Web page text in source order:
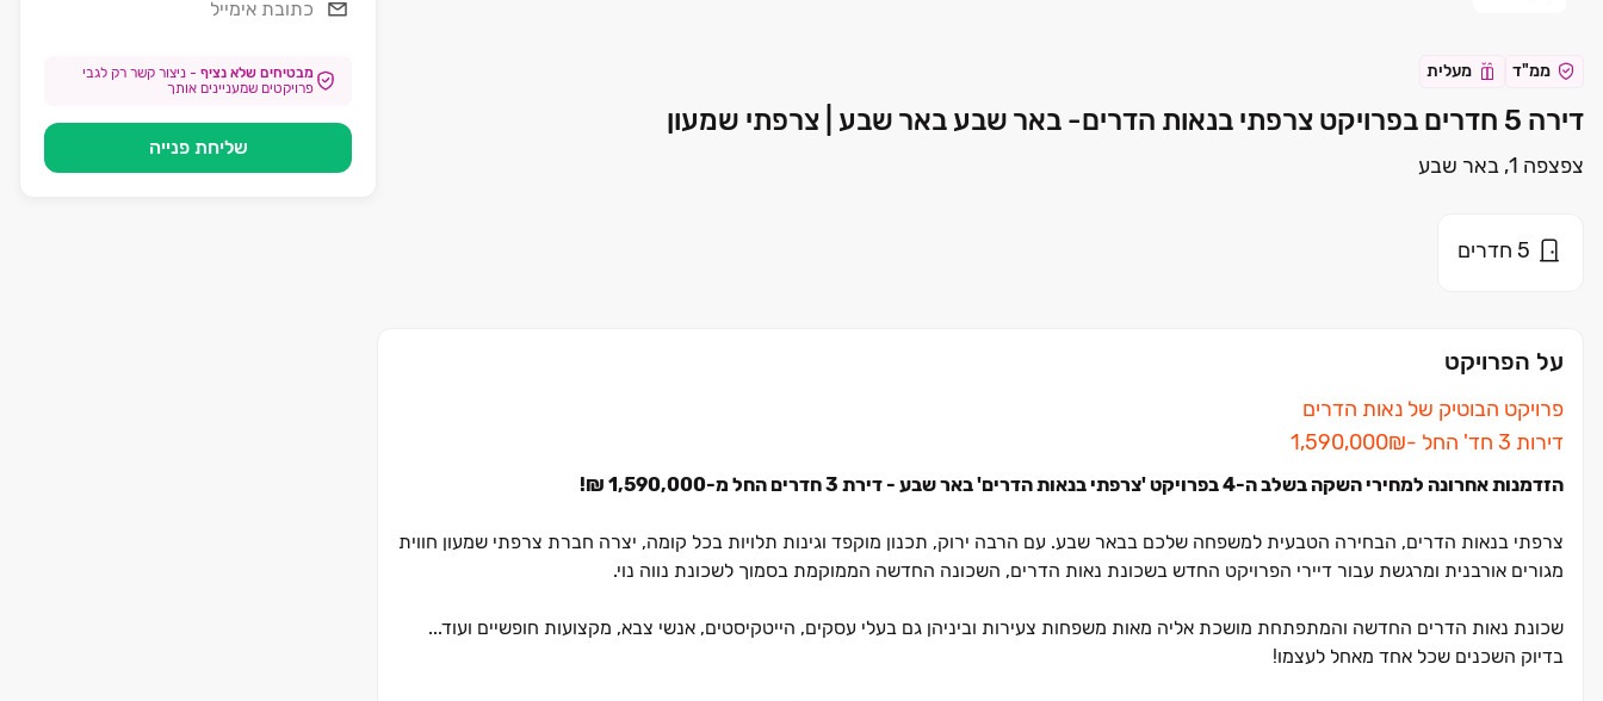
ממ"ד מעלית
דירה 5 חדרים בפרויקט צרפתי בנאות הדרים- באר שבע באר שבע | צרפתי שמעון
צפצפה 1, באר שבע
5 חדרים
על הפרויקט
פרויקט הבוטיק של נאות הדרים
דירות ‏3 חד' החל ‏-‏₪‏1,590,000
הזדמנות אחרונה למחירי השקה בשלב ה-4 בפרויקט 'צרפתי בנאות הדרים' באר שבע - דירת 3 חדרים החל מ-1,590,000 ₪!
צרפתי בנאות הדרים, הבחירה הטבעית למשפחה שלכם בבאר שבע. עם הרבה ירוק, תכנון מוקפד וגינות תלויות בכל קומה, יצרה חברת צרפתי שמעון חווית
מגורים אורבנית ומרגשת עבור דיירי הפרויקט החדש בשכונת נאות הדרים, השכונה החדשה הממוקמת בסמוך לשכונת נווה נוי.
שכונת נאות הדרים החדשה והמתפתחת מושכת אליה מאות משפחות צעירות וביניהן גם בעלי עסקים, הייטקיסטים, אנשי צבא, מקצועות חופשיים ועוד...
בדיוק השכנים שכל אחד מאחל לעצמו!
מבטיחים שלא נציף - ניצור קשר רק לגבי
פרויקטים שמעניינים אותך
שליחת פנייה